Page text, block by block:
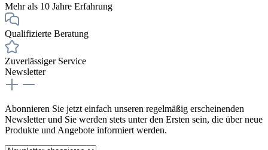
Mehr als 10 Jahre Erfahrung
Qualifizierte Beratung
Zuverlässiger Service
Newsletter
Abonnieren Sie jetzt einfach unseren regelmäßig erscheinenden
Newsletter und Sie werden stets unter den Ersten sein, die über neue
Produkte und Angebote informiert werden.